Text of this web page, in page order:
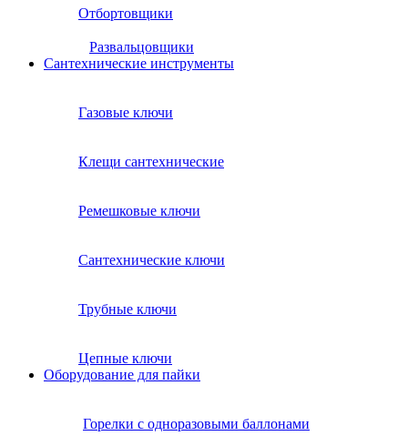
Отбортовщики
Развальцовщики
Сантехнические инcтрументы
Газовые ключи
Клещи сантехнические
Ремешковые ключи
Сантехнические ключи
Трубные ключи
Цепные ключи
Оборудование для пайки
Горелки с одноразовыми баллонами